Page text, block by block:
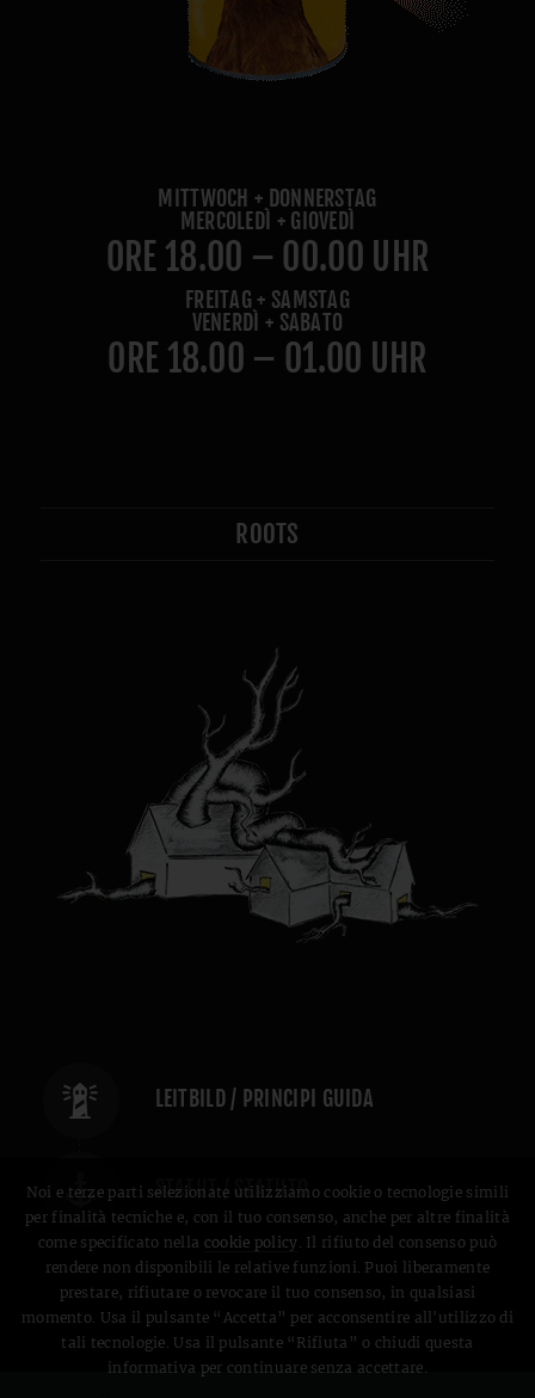
MITTWOCH + DONNERSTAG
MERCOLEDÌ + GIOVEDÌ
ORE 18.00 – 00.00 UHR
FREITAG + SAMSTAG
VENERDÌ + SABATO
ORE 18.00 – 01.00 UHR
ROOTS
LEITBILD / PRINCIPI GUIDA
STATUT / STATUTO
Noi e terze parti selezionate utilizziamo cookie o tecnologie simili
per finalità tecniche e, con il tuo consenso, anche per altre finalità
come specificato nella cookie policy. Il rifiuto del consenso può
rendere non disponibili le relative funzioni. Puoi liberamente
prestare, rifiutare o revocare il tuo consenso, in qualsiasi
momento. Usa il pulsante “Accetta” per acconsentire all'utilizzo di
tali tecnologie. Usa il pulsante “Rifiuta” o chiudi questa
informativa per continuare senza accettare.